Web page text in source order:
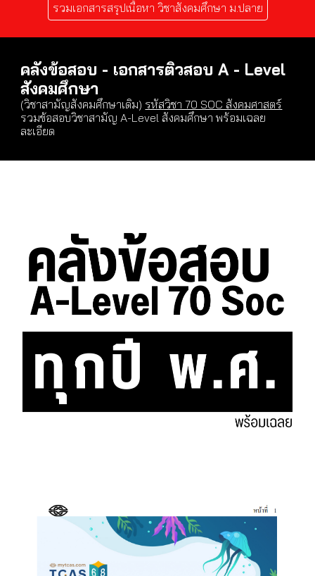
รวมเอกสารสรุปเนื้อหา วิชาสังคมศึกษา ม.ปลาย
คลังข้อสอบ - เอกสารติวสอบ A - Level
สังคมศึกษา
(วิชาสามัญสังคมศึกษาเดิม) รหัสวิชา 70 SOC สังคมศาสตร์
รวมข้อสอบวิชาสามัญ A-Level สังคมศึกษา พร้อมเฉลย
ละเอียด